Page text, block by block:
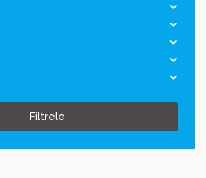
Filtrele